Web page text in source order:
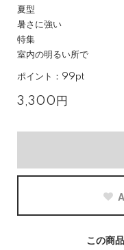
夏型
暑さに強い
特集
室内の明るい所で
ポイント：99pt
3,300円
この商